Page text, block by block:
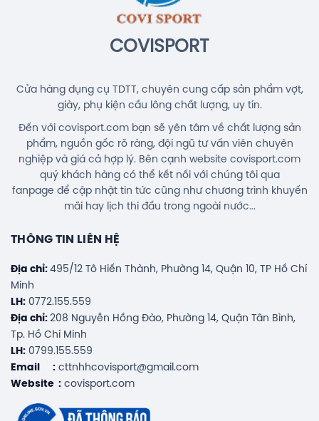
Balo Cầu Lông Yonex BA52512
(White/Blue) Chính Hãng
1.690.000đ
COVISPORT
Cửa hàng dụng cụ TDTT, chuyên cung cấp sản phẩm vợt,
giày, phụ kiện cầu lông chất lượng, uy tín.
Đến với covisport.com bạn sẽ yên tâm về chất lượng sản
phẩm, nguồn gốc rõ ràng, đội ngũ tư vấn viên chuyên
nghiệp và giá cả hợp lý. Bên cạnh website covisport.com
quý khách hàng có thể kết nối với chúng tôi qua
fanpage để cập nhật tin tức cũng như chương trình khuyến
mãi hay lịch thi đấu trong ngoài nước...
THÔNG TIN LIÊN HỆ
Địa chỉ: 495/12 Tô Hiến Thành, Phường 14, Quận 10, TP Hồ Chí
Minh
LH: 0772.155.559
Địa chỉ: 208 Nguyễn Hồng Đào, Phường 14, Quận Tân Bình,
Tp. Hồ Chí Minh
LH: 0799.155.559
Email : cttnhhcovisport@gmail.com
Website : covisport.com